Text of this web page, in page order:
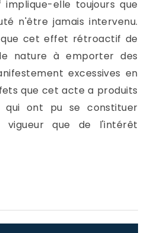
elle toujours que
n'être jamais intervenu.
cet effet rétroactif de
nature à emporter des
excessives en
que cet acte a produits
qui ont pu se constituer
vigueur que de l'intérêt